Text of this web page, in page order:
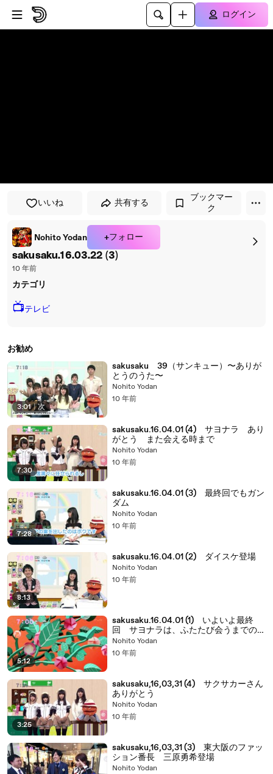
プレイヤーにスキップ
メインコンテンツにスキップ
ログイン
いいね 共有する
ブックマー
ク
Nohito Yodan +フォロー
sakusaku.16.03.22 (3)
10 年前
カテゴリ
📺テレビ
お勧め
3:01 | 次
sakusaku 39（サンキュー）〜ありが
とうのうた〜
Nohito Yodan
10 年前
7:30
sakusaku.16.04.01 (4) サヨナラ あり
がとう また会える時まで
Nohito Yodan
10 年前
7:28
sakusaku.16.04.01 (3) 最終回でもガン
ダム
Nohito Yodan
10 年前
8:13
sakusaku.16.04.01 (2) ダイスケ登場
Nohito Yodan
10 年前
5:12
sakusaku.16.04.01 (1) いよいよ最終
回 サヨナラは、ふたたび会うまでの遠
い約束でございます
Nohito Yodan
10 年前
3:25
sakusaku,16,03,31 (4) サクサカーさん
ありがとう
Nohito Yodan
10 年前
sakusaku,16,03,31 (3) 東大阪のファッ
ション番長 三原勇希登場
Nohito Yodan